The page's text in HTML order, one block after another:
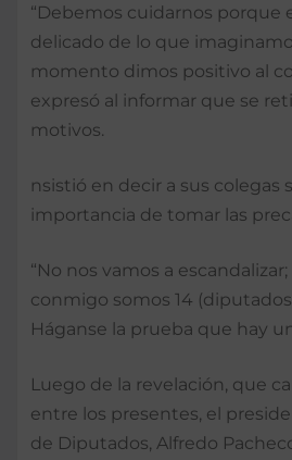
“Debemos cuidarnos porque
delicado de lo que
momento dimos positivo al
expresó al informar que se
motivos.
nsistió en decir a sus colegas
importancia de tomar las
“No nos vamos a escandalizar;
conmigo somos 14
Háganse la prueba que hay
Luego de la revelación, que
entre los presentes, el
de Diputados, Alfredo